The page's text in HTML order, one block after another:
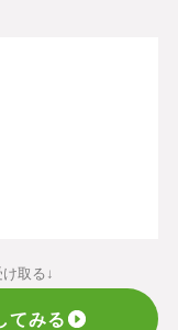
取る↓
てみる